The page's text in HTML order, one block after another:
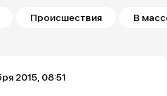
Происшествия В
2015, 08:51